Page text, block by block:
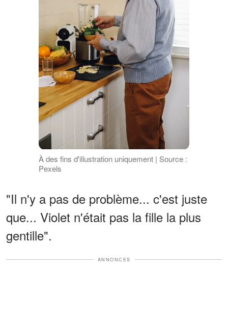
À des fins d'illustration uniquement | Source :
Pexels
"Il n'y a pas de problème... c'est juste
que... Violet n'était pas la fille la plus
gentille".
ANNONCES